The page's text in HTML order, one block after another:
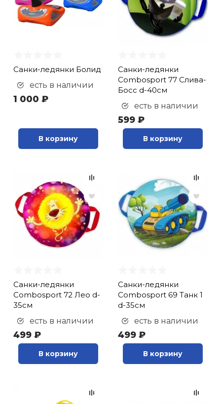
Санки-ледянки Болид
есть в наличии
1 000 ₽
В корзину
Санки-ледянки
Combosport 77 Слива-
Босс d-40см
есть в наличии
599 ₽
В корзину
Санки-ледянки
Combosport 72 Лео d-
35см
есть в наличии
499 ₽
В корзину
Санки-ледянки
Combosport 69 Танк 1
d-35см
есть в наличии
499 ₽
В корзину